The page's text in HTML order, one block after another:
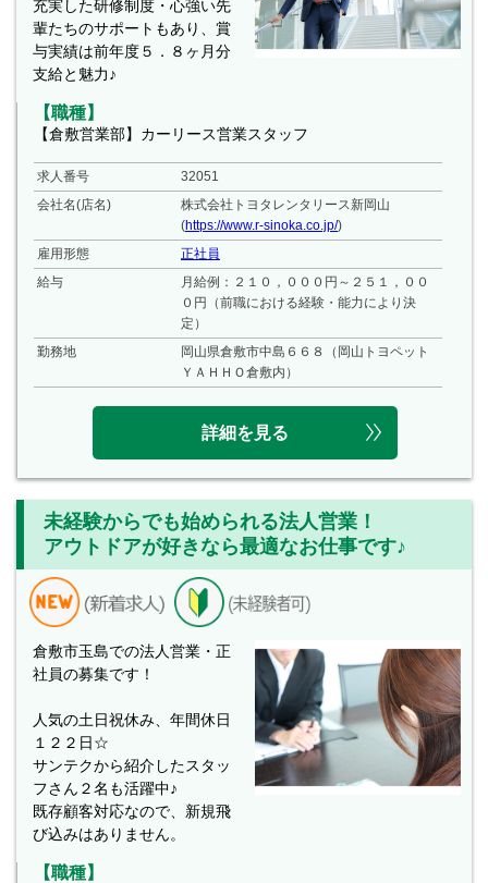
充実した研修制度・心強い先
輩たちのサポートもあり、賞
与実績は前年度５．８ヶ月分
支給と魅力♪
【職種】
【倉敷営業部】カーリース営業スタッフ
求人番号
32051
会社名(店名)
株式会社トヨタレンタリース新岡山
(https://www.r-sinoka.co.jp/)
雇用形態
正社員
給与
月給例：２１０，０００円～２５１，００
０円（前職における経験・能力により決
定）
勤務地
岡山県倉敷市中島６６８（岡山トヨペット
ＹＡＨＨＯ倉敷内）
詳細を見る
未経験からでも始められる法人営業！
アウトドアが好きなら最適なお仕事です♪
倉敷市玉島での法人営業・正
社員の募集です！
人気の土日祝休み、年間休日
１２２日☆
サンテクから紹介したスタッ
フさん２名も活躍中♪
既存顧客対応なので、新規飛
び込みはありません。
【職種】